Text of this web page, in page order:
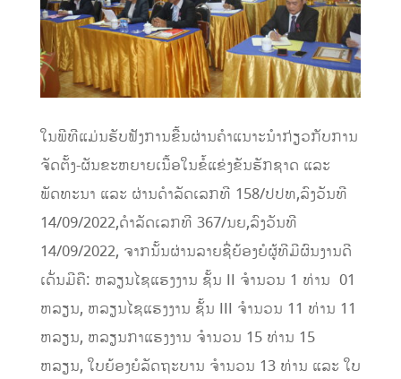
ໃນພີທີແມ່ນຮັບຟັງການຂື້ນຜ່ານຄໍາແນາະນໍາກ່ຽວກັບການ
ຈັດຕັ້ງ-ຜັນຂະຫຍາຍເນື້ອໃນຂໍ້ແຂ່ງຂັນຮັກຊາດ ແລະ
ພັດທະນາ ແລະ ຜ່ານດໍາລັດເລກທີ 158/ປປທ,ລົງວັນທີ
14/09/2022,ດໍາລັດເລກທີ 367/ນຍ,ລົງວັນທີ
14/09/2022, ຈາກນັ້ນຜ່ານລາຍຊື່ຍ້ອງຍໍຜູ້ທີມີຜົນງານດີ
ເດັ່ນມີຄື: ຫລຽນໄຊແຮງງານ ຊັ້ນ II ຈໍານວນ 1 ທ່ານ 01
ຫລຽນ, ຫລຽນໄຊແຮງງານ ຊັ້ນ III ຈໍານວນ 11 ທ່ານ 11
ຫລຽນ, ຫລຽນກາແຮງງານ ຈໍານວນ 15 ທ່ານ 15
ຫລຽນ, ໃບຍ້ອງຍໍລັດຖະບານ ຈໍານວນ 13 ທ່ານ ແລະ ໃບ